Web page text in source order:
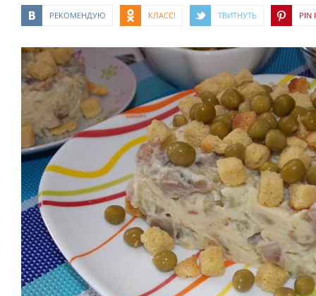
РЕКОМЕНДУЮ КЛАСС! ТВИТНУТЬ PIN